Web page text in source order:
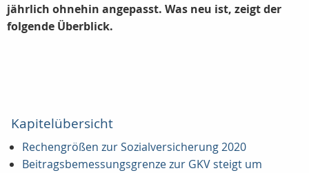
jährlich ohnehin angepasst. Was neu ist, zeigt der
folgende Überblick.
Kapitelübersicht
Rechengrößen zur Sozialversicherung 2020
Beitragsbemessungsgrenze zur GKV steigt um